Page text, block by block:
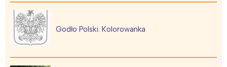
Godło Polski. Kolorowanka
Łódź
Trójmiasto
Poznań
Kraków